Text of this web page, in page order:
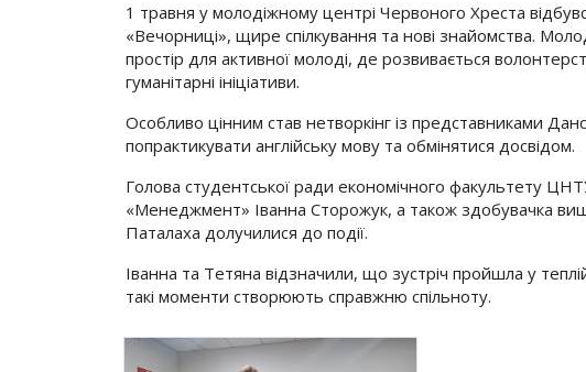
1 травня у молодіжному центрі Червоного Хреста
«Вечорниці», щире спілкування та нові знайомства.
простір для активної молоді, де розвивається
гуманітарні ініціативи.
Особливо цінним став нетворкінг із представниками
попрактикувати англійську мову та обмінятися досвідом.
Голова студентської ради економічного факультету
«Менеджмент» Іванна Сторожук, а також здобувачка
Паталаха долучилися до події.
Іванна та Тетяна відзначили, що зустріч пройшла у
такі моменти створюють справжню спільноту.